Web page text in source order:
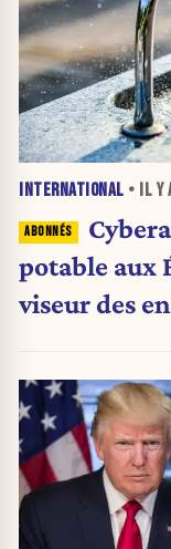
INTERNATIONAL • IL Y
potable aux
viseur des